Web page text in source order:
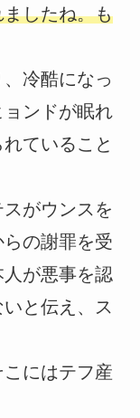
したね。も
冷酷になっ
ンドが眠れ
ていること
がウンスを
の謝罪を受
が悪事を認
と伝え、ス
にはテフ産